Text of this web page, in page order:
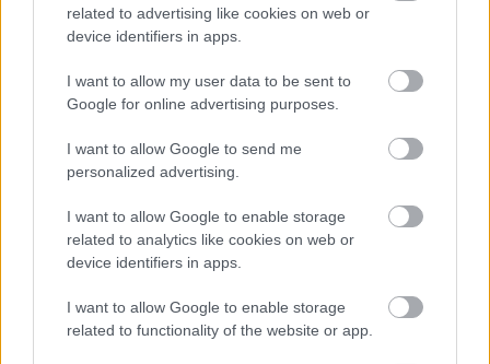
related to advertising like cookies on web or
device identifiers in apps.
I want to allow my user data to be sent to
Google for online advertising purposes.
I want to allow Google to send me
personalized advertising.
I want to allow Google to enable storage
related to analytics like cookies on web or
device identifiers in apps.
I want to allow Google to enable storage
related to functionality of the website or app.